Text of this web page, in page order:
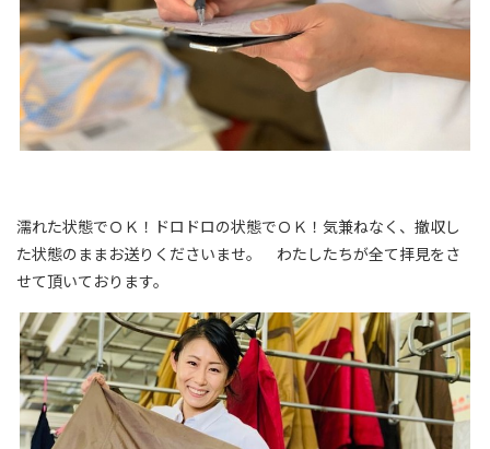
濡れた状態でＯＫ！ドロドロの状態でＯＫ！気兼ねなく、撤収し
た状態のままお送りくださいませ。 わたしたちが全て拝見をさ
せて頂いております。